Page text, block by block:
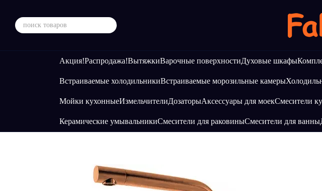
Акция!Распродажа!ВытяжкиВарочные поверхностиДуховые шкафы
Встраиваемые холодильникиВстраиваемые морозильные камеры
Мойки кухонныеИзмельчителиДозаторыАксессуары для моекСмесители
Керамические умывальникиСмесители для раковиныСмесители для ванны